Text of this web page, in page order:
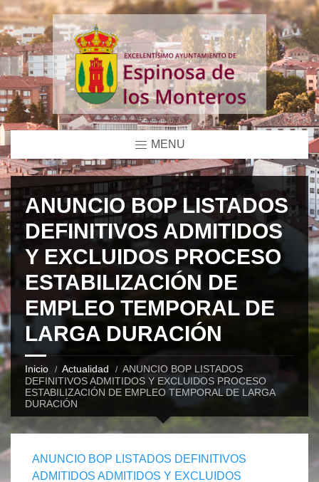
MENU
ANUNCIO BOP LISTADOS
DEFINITIVOS ADMITIDOS
Y EXCLUIDOS PROCESO
ESTABILIZACIÓN DE
EMPLEO TEMPORAL DE
LARGA DURACIÓN
Inicio Actualidad
ANUNCIO BOP LISTADOS
DEFINITIVOS ADMITIDOS Y EXCLUIDOS PROCESO
ESTABILIZACIÓN DE EMPLEO TEMPORAL DE LARGA
DURACIÓN
ANUNCIO BOP LISTADOS DEFINITIVOS
ADMITIDOS ADMITIDOS Y EXCLUIDOS